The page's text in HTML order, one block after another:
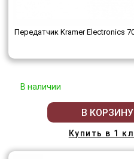
Передатчик Kramer Electronics
В наличии
В КОРЗИНУ
Купить в 1